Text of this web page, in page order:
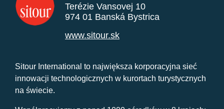
Terézie Vansovej 10
974 01 Banská Bystrica
www.sitour.sk
Sitour International to największa korporacyjna sieć
innowacji technologicznych w kurortach turystycznych
na świecie.